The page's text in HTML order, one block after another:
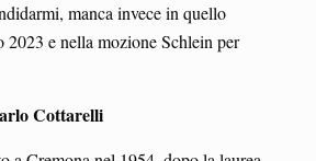
manca invece in quello
2023 e nella mozione Schlein per
Cottarelli